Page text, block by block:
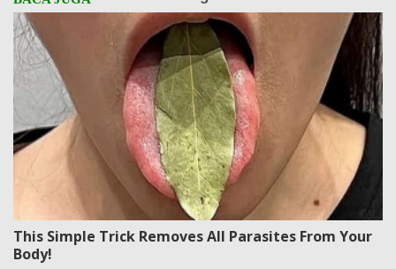
This Simple Trick Removes All Parasites From Your
Body!